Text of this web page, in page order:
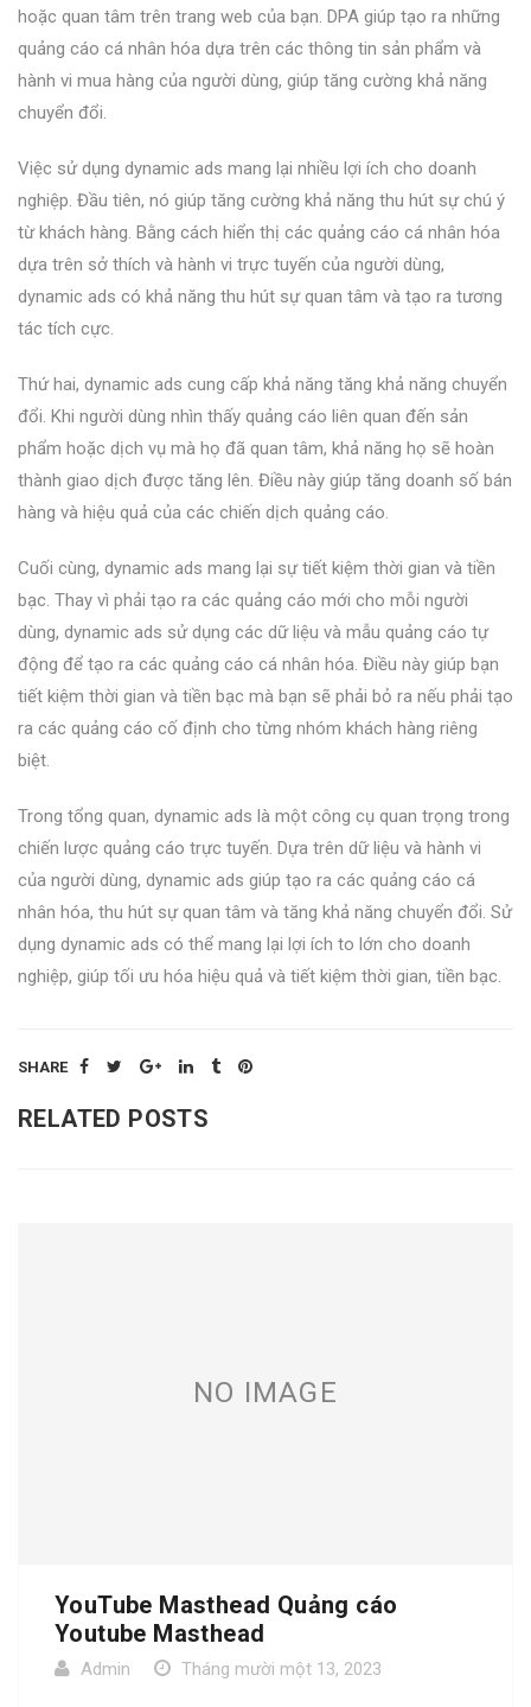
hoặc quan tâm trên trang web của bạn. DPA giúp tạo ra những
quảng cáo cá nhân hóa dựa trên các thông tin sản phẩm và
hành vi mua hàng của người dùng, giúp tăng cường khả năng
chuyển đổi.
Việc sử dụng dynamic ads mang lại nhiều lợi ích cho doanh
nghiệp. Đầu tiên, nó giúp tăng cường khả năng thu hút sự chú ý
từ khách hàng. Bằng cách hiển thị các quảng cáo cá nhân hóa
dựa trên sở thích và hành vi trực tuyến của người dùng,
dynamic ads có khả năng thu hút sự quan tâm và tạo ra tương
tác tích cực.
Thứ hai, dynamic ads cung cấp khả năng tăng khả năng chuyển
đổi. Khi người dùng nhìn thấy quảng cáo liên quan đến sản
phẩm hoặc dịch vụ mà họ đã quan tâm, khả năng họ sẽ hoàn
thành giao dịch được tăng lên. Điều này giúp tăng doanh số bán
hàng và hiệu quả của các chiến dịch quảng cáo.
Cuối cùng, dynamic ads mang lại sự tiết kiệm thời gian và tiền
bạc. Thay vì phải tạo ra các quảng cáo mới cho mỗi người
dùng, dynamic ads sử dụng các dữ liệu và mẫu quảng cáo tự
động để tạo ra các quảng cáo cá nhân hóa. Điều này giúp bạn
tiết kiệm thời gian và tiền bạc mà bạn sẽ phải bỏ ra nếu phải tạo
ra các quảng cáo cố định cho từng nhóm khách hàng riêng
biệt.
Trong tổng quan, dynamic ads là một công cụ quan trọng trong
chiến lược quảng cáo trực tuyến. Dựa trên dữ liệu và hành vi
của người dùng, dynamic ads giúp tạo ra các quảng cáo cá
nhân hóa, thu hút sự quan tâm và tăng khả năng chuyển đổi. Sử
dụng dynamic ads có thể mang lại lợi ích to lớn cho doanh
nghiệp, giúp tối ưu hóa hiệu quả và tiết kiệm thời gian, tiền bạc.
SHARE
RELATED POSTS
NO IMAGE
YouTube Masthead Quảng cáo
Youtube Masthead
Admin Tháng mười một 13, 2023